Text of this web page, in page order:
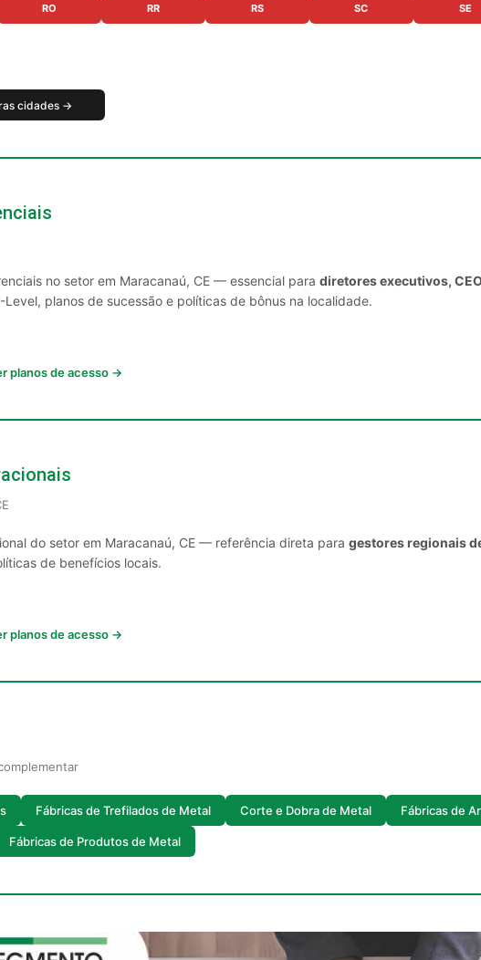
RO RR RS SC SE
cidades →
no setor em Maracanaú, CE — essencial para diretores executivos,
planos de sucessão e políticas de bônus na localidade.
planos de acesso →
do setor em Maracanaú, CE — referência direta para gestores regionais
de benefícios locais.
planos de acesso →
Fábricas de Trefilados de Metal Corte e Dobra de Metal Fábricas de
Fábricas de Produtos de Metal